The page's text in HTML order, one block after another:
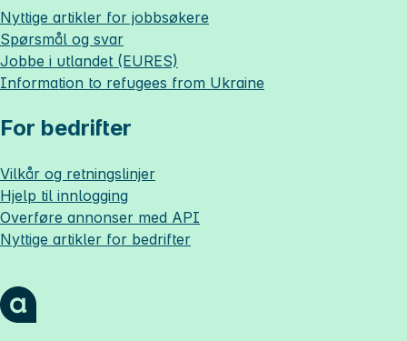
Nyttige artikler for jobbsøkere
Spørsmål og svar
Jobbe i utlandet (EURES)
Information to refugees from Ukraine
For bedrifter
Vilkår og retningslinjer
Hjelp til innlogging
Overføre annonser med API
Nyttige artikler for bedrifter